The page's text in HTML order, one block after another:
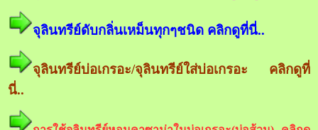
จุลินทรีย์ดับกลิ่นเหม็นทุกๆชนิด คลิกดูที่นี่..
จุลินทรีย์บ่อเกรอะ/จุลินทรีย์ใส่บ่อเกรอะ คลิกดูที่
นี่..